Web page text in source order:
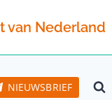
van Nederland
NIEUWSBRIEF